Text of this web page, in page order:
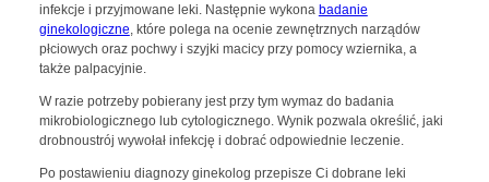
infekcje i przyjmowane leki. Następnie wykona badanie
ginekologiczne , które polega na ocenie zewnętrznych narządów
płciowych oraz pochwy i szyjki macicy przy pomocy wziernika, a
także palpacyjnie.
W razie potrzeby pobierany jest przy tym wymaz do badania
mikrobiologicznego lub cytologicznego. Wynik pozwala określić, jaki
drobnoustrój wywołał infekcję i dobrać odpowiednie leczenie.
Po postawieniu diagnozy ginekolog przepisze Ci dobrane leki